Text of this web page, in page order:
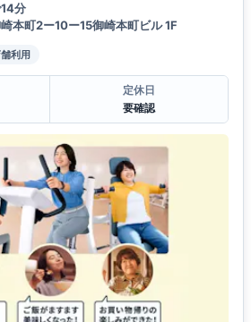
分
本町2ー10ー15御崎本町ビル 1F
利用
定休日
要確認